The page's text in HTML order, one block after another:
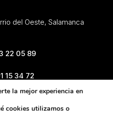
del Oeste, Salamanca
22 05 89
15 34 72
la mejor experiencia en
cookies utilizamos o